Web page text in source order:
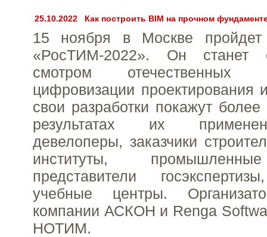
25.10.2022 Как построить BIM на прочном
15 ноября в Москве
«РосТИМ-2022». Он станет
смотром
цифровизации проектирования
свои разработки покажут
результатах их
девелоперы, заказчики
институты,
представители
учебные центры.
компании АСКОН и Renga
НОТИМ.